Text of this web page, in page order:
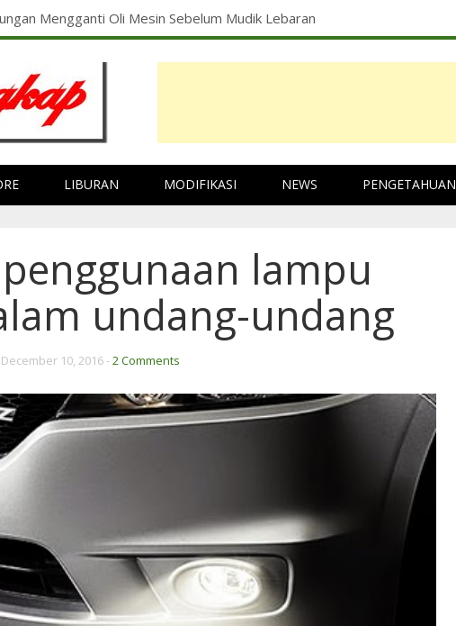
Jika Pasang Ban Motor Tidak Sesuai Rotasi
LIBURAN MODIFIKASI NEWS PENGETAHUAN
lampu
undang-undang
10, 2016 -2 Comments